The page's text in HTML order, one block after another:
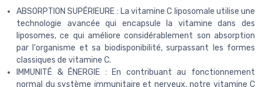
ABSORPTION SUPÉRIEURE : La vitamine C liposomale utilise une
technologie avancée qui encapsule la vitamine dans des
liposomes, ce qui améliore considérablement son absorption
par l'organisme et sa biodisponibilité, surpassant les formes
classiques de vitamine C.
IMMUNITÉ & ÉNERGIE : En contribuant au fonctionnement
normal du système immunitaire et nerveux, notre vitamine C